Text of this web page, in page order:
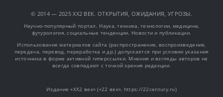
© 2014 — 2025 XX2 ВЕК. ОТКРЫТИЯ, ОЖИДАНИЯ, УГРОЗЫ.
Научно-популярный портал. Наука, техника, технологии, медицина,
футурология, социальные тенденции. Новости и публикации.
Использование материалов сайта (распространение, воспроизведение,
передача, перевод, переработка и др.) допускается при условии указания
источника в форме активной гиперссылки. Мнения и взгляды авторов не
всегда совпадают с точкой зрения редакции.
Издание «XX2 век» («22 век», https://22century.ru)